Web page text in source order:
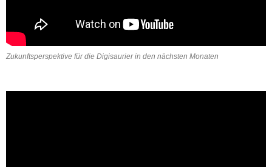
Zukunftsperspektive für die Digisaurier in den nächsten Monaten